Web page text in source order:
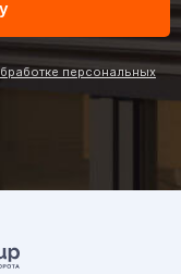
персональных